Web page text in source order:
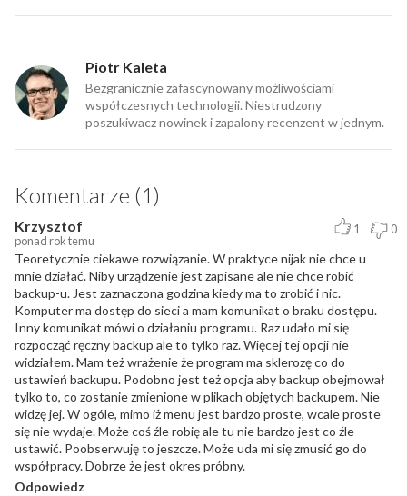
Piotr Kaleta
Bezgranicznie zafascynowany możliwościami
współczesnych technologii. Niestrudzony
poszukiwacz nowinek i zapalony recenzent w jednym.
Komentarze (1)
Krzysztof
ponad rok temu
1 0
Teoretycznie ciekawe rozwiązanie. W praktyce nijak nie chce u
mnie działać. Niby urządzenie jest zapisane ale nie chce robić
backup-u. Jest zaznaczona godzina kiedy ma to zrobić i nic.
Komputer ma dostęp do sieci a mam komunikat o braku dostępu.
Inny komunikat mówi o działaniu programu. Raz udało mi się
rozpocząć ręczny backup ale to tylko raz. Więcej tej opcji nie
widziałem. Mam też wrażenie że program ma sklerozę co do
ustawień backupu. Podobno jest też opcja aby backup obejmował
tylko to, co zostanie zmienione w plikach objętych backupem. Nie
widzę jej. W ogóle, mimo iż menu jest bardzo proste, wcale proste
się nie wydaje. Może coś źle robię ale tu nie bardzo jest co źle
ustawić. Poobserwuję to jeszcze. Może uda mi się zmusić go do
współpracy. Dobrze że jest okres próbny.
Odpowiedz